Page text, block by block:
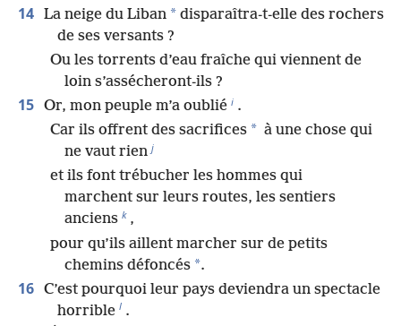
14 La neige du Liban * disparaîtra-t-elle des rochers
de ses versants ?
Ou les torrents d’eau fraîche qui viennent de
loin s’assécheront-ils ?
15 Or, mon peuple m’a oublié i .
Car ils offrent des sacrifices * à une chose qui
ne vaut rien j
et ils font trébucher les hommes qui
marchent sur leurs routes, les sentiers
anciens k ,
pour qu’ils aillent marcher sur de petits
chemins défoncés *.
16 C’est pourquoi leur pays deviendra un spectacle
horrible l .